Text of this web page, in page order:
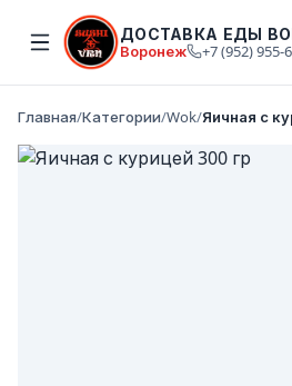
Воронеж +7 (952) 955-
Главная/Категории/Wok/Яичная с